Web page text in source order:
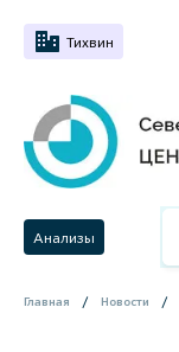
Тихвин
Анализы
Главная Новости